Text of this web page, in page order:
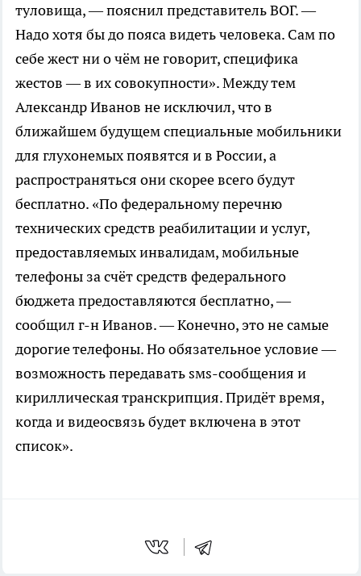
туловища, — пояснил представитель ВОГ. —
Надо хотя бы до пояса видеть человека. Сам по
себе жест ни о чём не говорит, специфика
жестов — в их совокупности». Между тем
Александр Иванов не исключил, что в
ближайшем будущем специальные мобильники
для глухонемых появятся и в России, а
распространяться они скорее всего будут
бесплатно. «По федеральному перечню
технических средств реабилитации и услуг,
предоставляемых инвалидам, мобильные
телефоны за счёт средств федерального
бюджета предоставляются бесплатно, —
сообщил г-н Иванов. — Конечно, это не самые
дорогие телефоны. Но обязательное условие —
возможность передавать sмs-сообщения и
кириллическая транскрипция. Придёт время,
когда и видеосвязь будет включена в этот
список».